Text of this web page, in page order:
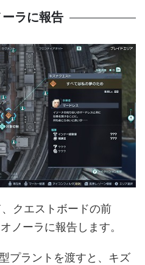
ラに報告
クエストボードの前
ノーラに報告します。
プラントを渡すと、キズ